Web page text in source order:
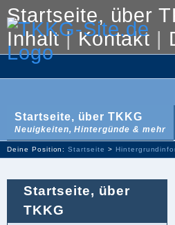
Startseite, über
Inhalt|Kontakt |
Startseite, über TKKG
Neuigkeiten, Hintergünde & mehr
Deine Position:Startseite >
Startseite, über
TKKG